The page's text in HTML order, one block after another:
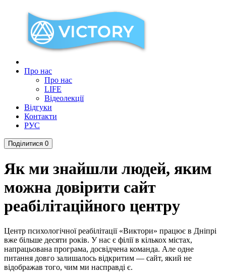
Про нас
Про нас
LIFE
Відеолекції
Відгуки
Контакти
РУС
Поділитися 0
Як ми знайшли людей, яким
можна довірити сайт
реабілітаційного центру
Центр психологічної реабілітації «Виктори» працює в Дніпрі
вже більше десяти років. У нас є філії в кількох містах,
напрацьована програма, досвідчена команда. Але одне
питання довго залишалось відкритим — сайт, який не
відображав того, чим ми насправді є.